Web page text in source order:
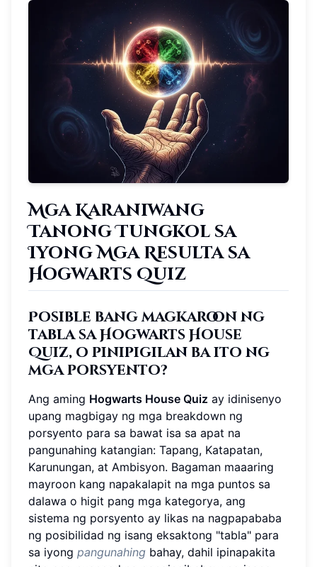
Mga Karaniwang
Tanong Tungkol sa
Iyong Mga Resulta sa
Hogwarts Quiz
Posible bang magkaroon ng
tabla sa Hogwarts House
Quiz, o pinipigilan ba ito ng
mga porsyento?
Ang aming Hogwarts House Quiz ay idinisenyo
upang magbigay ng mga breakdown ng
porsyento para sa bawat isa sa apat na
pangunahing katangian: Tapang, Katapatan,
Karunungan, at Ambisyon. Bagaman maaaring
mayroon kang napakalapit na mga puntos sa
dalawa o higit pang mga kategorya, ang
sistema ng porsyento ay likas na nagpapababa
ng posibilidad ng isang eksaktong "tabla" para
sa iyong pangunahing bahay, dahil ipinapakita